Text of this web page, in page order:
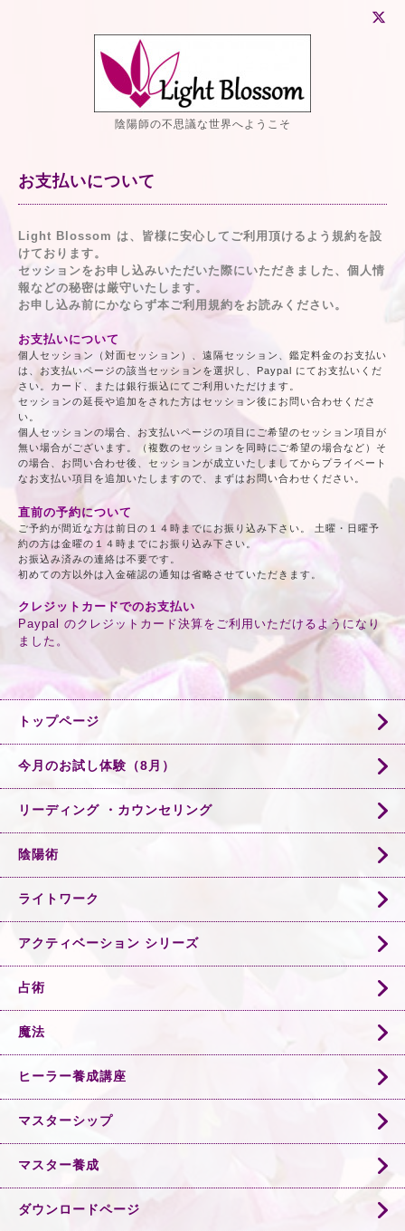
陰陽師の不思議な世界へようこそ
お支払いについて
Light Blossom は、皆様に安心してご利用頂けるよう規約を設
けております。
セッションをお申し込みいただいた際にいただきました、個人情
報などの秘密は厳守いたします。
お申し込み前にかならず本ご利用規約をお読みください。
お支払いについて
個人セッション（対面セッション）、遠隔セッション、鑑定料金のお支払い
は、お支払いページの該当セッションを選択し、Paypal にてお支払いくだ
さい。カード、または銀行振込にてご利用いただけます。
セッションの延長や追加をされた方はセッション後にお問い合わせくださ
い。
個人セッションの場合、お支払いページの項目にご希望のセッション項目が
無い場合がございます。（複数のセッションを同時にご希望の場合など）そ
の場合、お問い合わせ後、セッションが成立いたしましてからプライベート
なお支払い項目を追加いたしますので、まずはお問い合わせください。
直前の予約について
ご予約が間近な方は前日の１４時までにお振り込み下さい。 土曜・日曜予
約の方は金曜の１４時までにお振り込み下さい。
お振込み済みの連絡は不要です。
初めての方以外は入金確認の通知は省略させていただきます。
クレジットカードでのお支払い
Paypal のクレジットカード決算をご利用いただけるようになり
ました。
トップページ
今月のお試し体験（8月）
リーディング ・カウンセリング
陰陽術
ライトワーク
アクティベーション シリーズ
占術
魔法
ヒーラー養成講座
マスターシップ
マスター養成
ダウンロードページ